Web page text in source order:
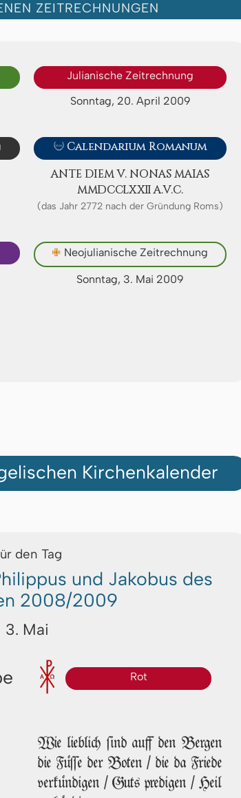
ZEITRECHNUNGEN
Julianische Zeitrechnung
Sonntag, 20. April 2009
 Calendarium Romanum
ANTE DIEM V. NONAS MAIAS
ⅯⅯⅮⅭⅭⅬⅩⅫ A.V.C.
(das Jahr 2772 nach der Gründung Roms)
✙ Neojulianische Zeitrechnung
Sonntag, 3. Mai 2009
Kirchenkalender
den Tag
und Jakobus des
2008/2009
3. Mai
Rot
Wie lieblich ſind auff den Bergen
die Füſſe der Boten / die da Friede
verkündigen / Guts predigen / Heil